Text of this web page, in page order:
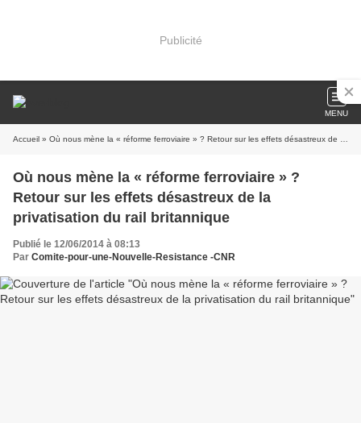
Publicité
MENU
Accueil » Où nous mène la « réforme ferroviaire » ? Retour sur les effets désastreux de la privatisation du rail britannique
Où nous mène la « réforme ferroviaire » ?
Retour sur les effets désastreux de la
privatisation du rail britannique
Publié le 12/06/2014 à 08:13
Par Comite-pour-une-Nouvelle-Resistance -CNR